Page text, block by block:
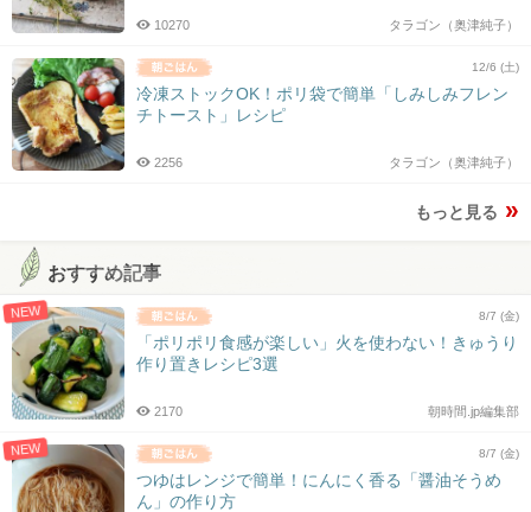
タラゴン（奥津純子）
10270
12/6 (土)
冷凍ストックOK！ポリ袋で簡単「しみしみフレン
チトースト」レシピ
タラゴン（奥津純子）
2256
もっと見る
おすすめ記事
NEW 8/7 (金)
「ポリポリ食感が楽しい」火を使わない！きゅうり
作り置きレシピ3選
朝時間.jp編集部
2170
NEW 8/7 (金)
つゆはレンジで簡単！にんにく香る「醤油そうめ
ん」の作り方